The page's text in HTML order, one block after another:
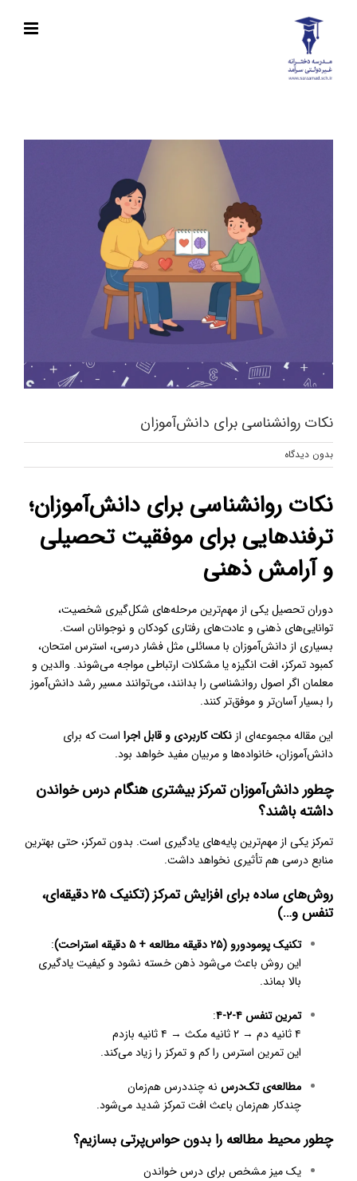
content
نکات روانشناسی برای دانش‌آموزان
بدون ديدگاه
نکات روانشناسی برای دانش‌آموزان؛
ترفندهایی برای موفقیت تحصیلی
و آرامش ذهنی
دوران تحصیل یکی از مهم‌ترین مرحله‌های شکل‌گیری شخصیت،
توانایی‌های ذهنی و عادت‌های رفتاری کودکان و نوجوانان است.
بسیاری از دانش‌آموزان با مسائلی مثل فشار درسی، استرس امتحان،
کمبود تمرکز، افت انگیزه یا مشکلات ارتباطی مواجه می‌شوند. والدین و
معلمان اگر اصول روانشناسی را بدانند، می‌توانند مسیر رشد دانش‌آموز
را بسیار آسان‌تر و موفق‌تر کنند.
این مقاله مجموعه‌ای از نکات کاربردی و قابل اجرا است که برای
دانش‌آموزان، خانواده‌ها و مربیان مفید خواهد بود.
چطور دانش‌آموزان تمرکز بیشتری هنگام درس خواندن
داشته باشند؟
تمرکز یکی از مهم‌ترین پایه‌های یادگیری است. بدون تمرکز، حتی بهترین
منابع درسی هم تأثیری نخواهد داشت.
روش‌های ساده برای افزایش تمرکز (تکنیک ۲۵ دقیقه‌ای،
تنفس و…)
تکنیک پومودورو (۲۵ دقیقه مطالعه + ۵ دقیقه استراحت)
:
این روش باعث می‌شود ذهن خسته نشود و کیفیت یادگیری
بالا بماند.
تمرین تنفس ۴-۲-۴
:
۴ ثانیه دم → ۲ ثانیه مکث → ۴ ثانیه بازدم
این تمرین استرس را کم و تمرکز را زیاد می‌کند.
مطالعه‌ی تک‌درس نه چنددرس هم‌زمان
چندکار هم‌زمان باعث افت تمرکز شدید می‌شود.
چطور محیط مطالعه را بدون حواس‌پرتی بسازیم؟
یک میز مشخص برای درس خواندن